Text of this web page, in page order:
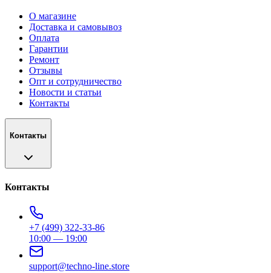
О магазине
Доставка и самовывоз
Оплата
Гарантии
Ремонт
Отзывы
Опт и сотрудничество
Новости и статьи
Контакты
Контакты
Контакты
+7 (499) 322-33-86
10:00 — 19:00
support@techno-line.store